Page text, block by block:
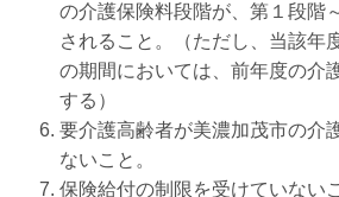
の介護保険料段階が、第１段階
されること。（ただし、当該年
の期間においては、前年度の介
する）
要介護高齢者が美濃加茂市の介
ないこと。
保険給付の制限を受けていない